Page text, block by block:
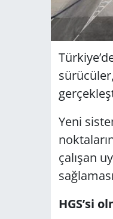
Yeni
çalışan
HGS’si